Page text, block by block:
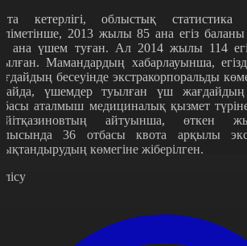
кетерлігі, облыстық статистика
2013 жылы 85 ана егіз баланы
ана үшем туған. Ал 2014 жылы 114
Мамандардың хабарлауынша,
бесеуінде экстракорпоральды
үшемдер туылған үш жағдайдың
аталмыш медициналық қызмет
айтуынша, өткен
36 отбасы квота арқылы
көмегіне жіберілген.